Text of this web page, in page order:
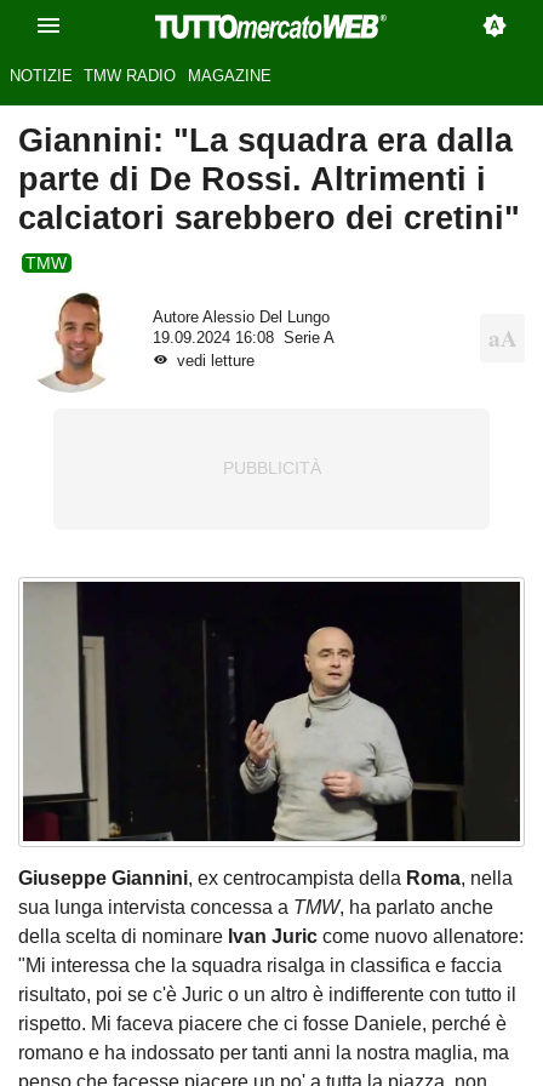
NOTIZIE TMW RADIO MAGAZINE
Giannini: "La squadra era dalla
parte di De Rossi. Altrimenti i
calciatori sarebbero dei cretini"
TMW
Autore Alessio Del Lungo
19.09.2024 16:08
Serie A
vedi letture
Giuseppe Giannini, ex centrocampista della Roma, nella
sua lunga intervista concessa a TMW, ha parlato anche
della scelta di nominare Ivan Juric come nuovo allenatore:
"Mi interessa che la squadra risalga in classifica e faccia
risultato, poi se c'è Juric o un altro è indifferente con tutto il
rispetto. Mi faceva piacere che ci fosse Daniele, perché è
romano e ha indossato per tanti anni la nostra maglia, ma
penso che facesse piacere un po' a tutta la piazza, non